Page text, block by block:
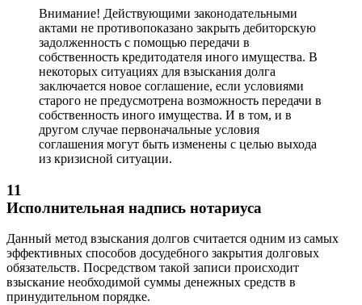
Внимание! Действующими законодательными
актами не противопоказано закрыть дебиторскую
задолженность с помощью передачи в
собственность кредитодателя иного имущества. В
некоторых ситуациях для взыскания долга
заключается новое соглашение, если условиями
старого не предусмотрена возможность передачи в
собственность иного имущества. И в том, и в
другом случае первоначальные условия
соглашения могут быть изменены с целью выхода
из кризисной ситуации.
11
Исполнительная надпись нотариуса
Данный метод взыскания долгов считается одним из самых
эффективных способов досудебного закрытия долговых
обязательств. Посредством такой записи происходит
взыскание необходимой суммы денежных средств в
принудительном порядке.